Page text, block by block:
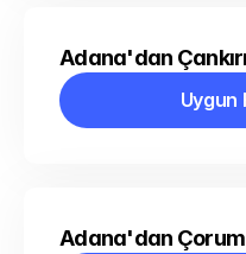
Adana'dan
Uygun
Uygun
Adana'dan